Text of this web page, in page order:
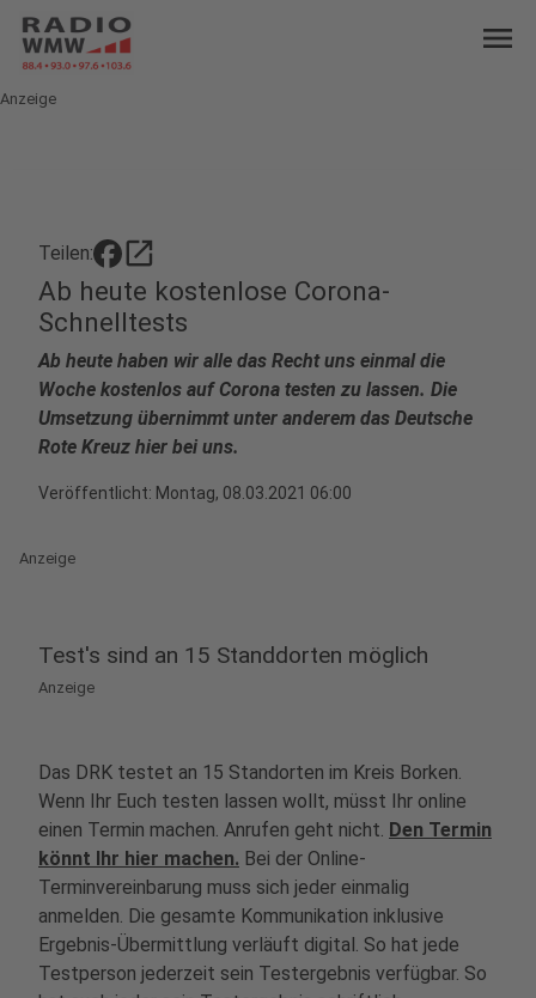
menu
Anzeige
Teilen: open_in_new
Ab heute kostenlose Corona-
Schnelltests
Ab heute haben wir alle das Recht uns einmal die
Woche kostenlos auf Corona testen zu lassen. Die
Umsetzung übernimmt unter anderem das Deutsche
Rote Kreuz hier bei uns.
Veröffentlicht: Montag, 08.03.2021 06:00
Anzeige
Test's sind an 15 Standdorten möglich
Anzeige
Das DRK testet an 15 Standorten im Kreis Borken.
Wenn Ihr Euch testen lassen wollt, müsst Ihr online
einen Termin machen. Anrufen geht nicht. Den Termin
könnt Ihr hier machen. Bei der Online-
Terminvereinbarung muss sich jeder einmalig
anmelden. Die gesamte Kommunikation inklusive
Ergebnis-Übermittlung verläuft digital. So hat jede
Testperson jederzeit sein Testergebnis verfügbar. So